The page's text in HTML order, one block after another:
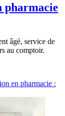
pharmacie
âgé, service de
au comptoir.
en pharmacie :